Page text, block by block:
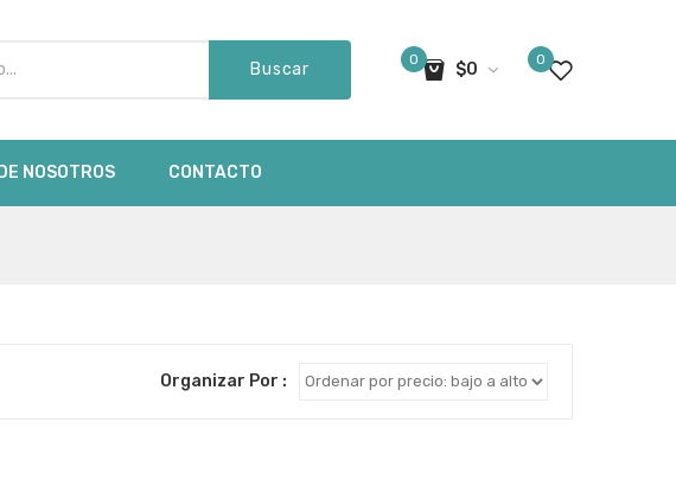
Buscar 0 $0
No hay productos en el carro de compras
0
NOSOTROS CONTACTO
Organizar Por :